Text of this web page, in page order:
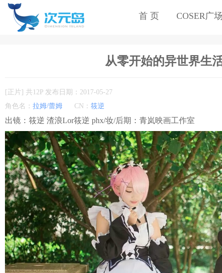
首 页 COSER广
从零开始的异世界生
[正片] 共12P 发布日期：2017-05-27
角色名： 拉姆/蕾姆 CN： 筱逆
出镜：筱逆 渣浪Lor筱逆 phx/妆/后期：青岚映画工作室